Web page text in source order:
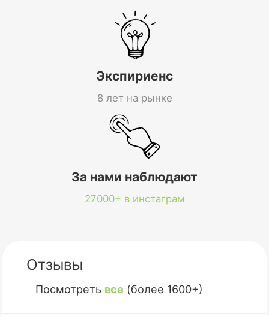
Экспириенс
8 лет на рынке
За нами наблюдают
27000+ в инстаграм
Отзывы
Посмотреть все (более 1600+)